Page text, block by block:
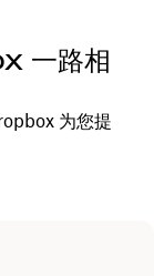
一路相
为您提